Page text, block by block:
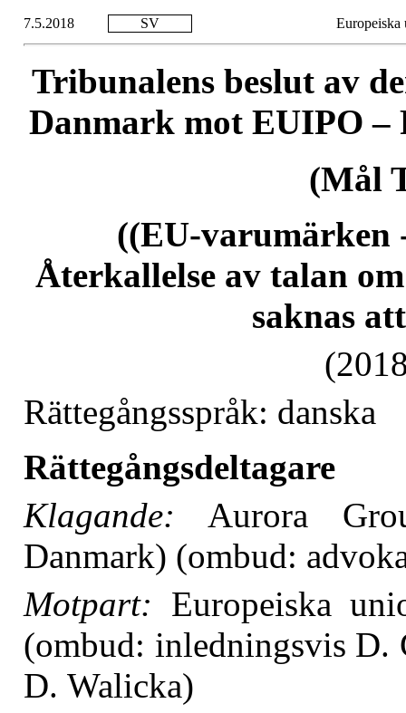
7.5.2018 SV Europeiska
Tribunalens beslut av
Danmark mot EUIPO
(Mål
((EU-varumärken
Återkallelse av talan
saknas
Rättegångsspråk: danska
Rättegångsdeltagare
Klagande: Aurora
Danmark) (ombud:
Motpart: Europeiska
(ombud: inledningsvis D.
D. Walicka)